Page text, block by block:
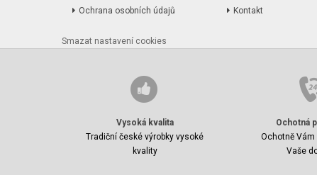
Ochrana osobních údajů
Kontakt
Smazat nastavení cookies
Vysoká kvalita
Tradiční české výrobky vysoké
kvality
Ochotná
Ochotně
Vaše